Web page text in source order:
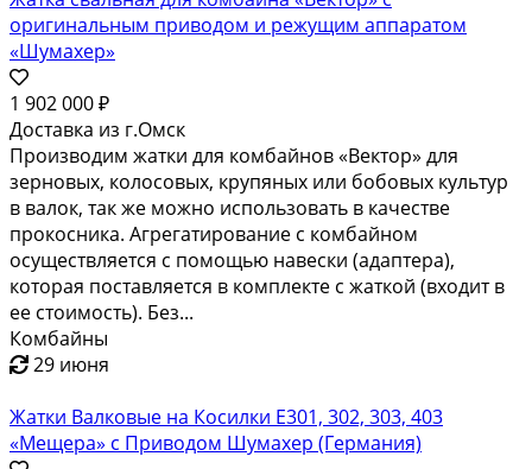
оригинальным приводом и режущим аппаратом
«Шумахер»
1 902 000 ₽
Доставка из г.Омск
Производим жатки для комбайнов «Вектор» для
зерновых, колосовых, крупяных или бобовых культур
в валок, так же можно использовать в качестве
прокосника. Агрегатирование с комбайном
осуществляется с помощью навески (адаптера),
которая поставляется в комплекте с жаткой (входит в
ее стоимость). Без...
Комбайны
29 июня
Жатки Валковые на Косилки Е301, 302, 303, 403
«Мещера» с Приводом Шумахер (Германия)